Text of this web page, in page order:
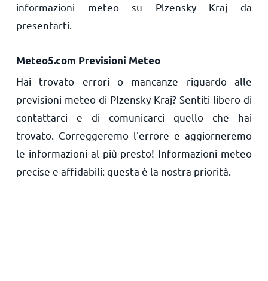
informazioni meteo su Plzensky Kraj da
presentarti.
Meteo5.com Previsioni Meteo
Hai trovato errori o mancanze riguardo alle
previsioni meteo di Plzensky Kraj? Sentiti libero di
contattarci e di comunicarci quello che hai
trovato. Correggeremo l'errore e aggiorneremo
le informazioni al più presto! Informazioni meteo
precise e affidabili: questa è la nostra priorità.